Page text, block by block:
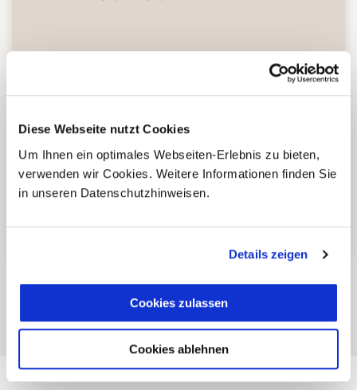
Diese Webseite nutzt Cookies
Um Ihnen ein optimales Webseiten-Erlebnis zu bieten,
verwenden wir Cookies. Weitere Informationen finden Sie
in unseren Datenschutzhinweisen.
Details zeigen
Cookies zulassen
Cookies ablehnen
4
Reiseländern nur mit eigenen
Agenturen oder langjährigen
lokalen Partnern.
Einzigartige und authentische
üblichen Touristenpfade.